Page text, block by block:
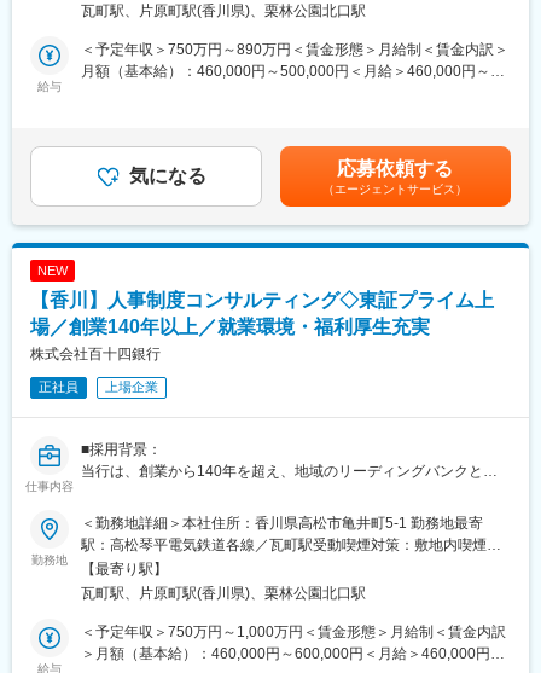
◇多様化するお客さまのニーズや職員の働き方の変化、生産性向
上に対応するための業務プロセス・ビジネスモデルの変革
（1）非対面チャネルの充実
（2）データ利活用等
（3）店舗・業務のデジタル化
（5）お客さま・地域のDX化支援
■長期ビジョン・経営計画：
https://www.114bank.co.jp/company/management_plan/
さい）
業務の効率化やお客さまに従来にない体験価値の提供を目指して
おり、これらの分野で活躍していただける人材を募集します。
■業務内容：
（1）社内外のデータを収集、保存、処理するためのシステム基盤
■グループのDX：
「データおよびデジタル技術を基点としたビジネスを変革する成
提供及び生産性の飛躍的向上を実現する
内部環境を考慮のうえ、下記の方針に沿ってDX戦略を策定する。
◇多様化するお客さまのニーズや職員の働き方の変化、生産性向
◇デジタル技術の急速な進歩に伴う社会・経済の変化に対応でき
る組織への変革
＜重点分野＞
（1）非対面チャネルの充実
（3）店舗・業務のデジタル化
（4）DX人材の育成・採用
瓦町駅、片原町駅(香川県)、栗林公園北口駅
給与
＜予定年収＞750万円～890万円＜賃金形態＞月給制＜賃金内訳＞
月額（基本給）：460,000円～500,000円＜月給＞460,000円～
目安の金額であり、選考を通じて上下する可能性があります。月
給(月額)は固定手当を含めた表記です。
気になる 応募依頼する
（エージェントサービス）
NEW
【香川】人事制度コンサルティング◇東証プライム上
場／創業140年以上／就業環境・福利厚生充実
株式会社百十四銀行
正社員 上場企業
仕事内容
■採用背景：
当行は、創業から140年を超え、地域のリーディングバンクとし
す。
現在は、「長期ビジョン2030」で、総合コンサルティンググルー
プへの進化を掲げています。コンサルティング機能の強化と新事
業領域の探索により、課題解決能力の強化を図るため、キャリア
採用を積極的に実施しています。
■業務概要：
勤務地
＜勤務地詳細＞本社住所：香川県高松市亀井町5-1 勤務地最寄
駅：高松琴平電気鉄道各線／瓦町駅受動喫煙対策：敷地内喫煙可
能場所あり変更の範囲：会社の定める事業所
【最寄り駅】
瓦町駅、片原町駅(香川県)、栗林公園北口駅
給与
＜予定年収＞750万円～1,000万円＜賃金形態＞月給制＜賃金内訳
＞月額（基本給）：460,000円～600,000円＜月給＞460,000円～